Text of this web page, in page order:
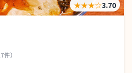
★★★☆3.70
件）